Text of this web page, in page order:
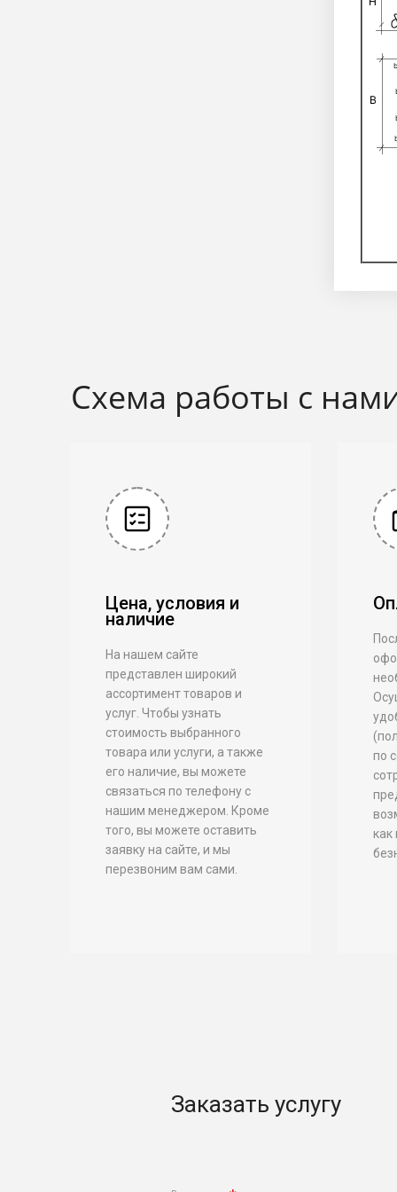
Схема работы с
Цена, условия и
наличие
На нашем сайте
представлен широкий
ассортимент товаров и
услуг. Чтобы узнать
стоимость выбранного
товара или услуги, а также
его наличие, вы можете
связаться по телефону с
нашим менеджером. Кроме
того, вы можете оставить
заявку на сайте, и мы
перезвоним вам сами.
по
как
Заказать услугу